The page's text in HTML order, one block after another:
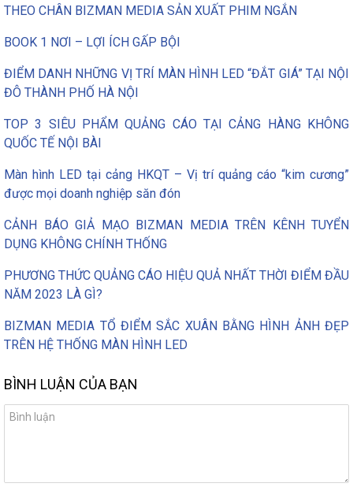
THEO CHÂN BIZMAN MEDIA SẢN XUẤT PHIM NGẮN
BOOK 1 NƠI – LỢI ÍCH GẤP BỘI
ĐIỂM DANH NHỮNG VỊ TRÍ MÀN HÌNH LED “ĐẮT GIÁ” TẠI NỘI
ĐÔ THÀNH PHỐ HÀ NỘI
TOP 3 SIÊU PHẨM QUẢNG CÁO TẠI CẢNG HÀNG KHÔNG
QUỐC TẾ NỘI BÀI
Màn hình LED tại cảng HKQT – Vị trí quảng cáo “kim cương”
được mọi doanh nghiệp săn đón
CẢNH BÁO GIẢ MẠO BIZMAN MEDIA TRÊN KÊNH TUYỂN
DỤNG KHÔNG CHÍNH THỐNG
PHƯƠNG THỨC QUẢNG CÁO HIỆU QUẢ NHẤT THỜI ĐIỂM ĐẦU
NĂM 2023 LÀ GÌ?
BIZMAN MEDIA TỔ ĐIỂM SẮC XUÂN BẰNG HÌNH ẢNH ĐẸP
TRÊN HỆ THỐNG MÀN HÌNH LED
BÌNH LUẬN CỦA BẠN